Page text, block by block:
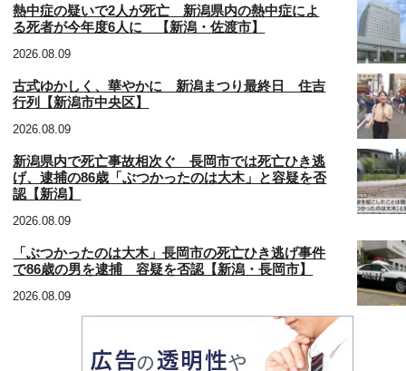
熱中症の疑いで2人が死亡 新潟県内の熱中症によ
る死者が今年度6人に 【新潟・佐渡市】
2026.08.09
古式ゆかしく、華やかに 新潟まつり最終日 住吉
行列【新潟市中央区】
2026.08.09
新潟県内で死亡事故相次ぐ 長岡市では死亡ひき逃
げ、逮捕の86歳「ぶつかったのは大木」と容疑を否
認【新潟】
2026.08.09
「ぶつかったのは大木」長岡市の死亡ひき逃げ事件
で86歳の男を逮捕 容疑を否認【新潟・長岡市】
2026.08.09